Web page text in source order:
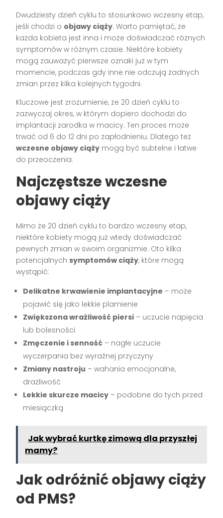
Dwudziesty dzień cyklu to stosunkowo wczesny etap,
jeśli chodzi o objawy ciąży. Warto pamiętać, że
każda kobieta jest inna i może doświadczać różnych
symptomów w różnym czasie. Niektóre kobiety
mogą zauważyć pierwsze oznaki już w tym
momencie, podczas gdy inne nie odczują żadnych
zmian przez kilka kolejnych tygodni.
Kluczowe jest zrozumienie, że 20 dzień cyklu to
zazwyczaj okres, w którym dopiero dochodzi do
implantacji zarodka w macicy. Ten proces może
trwać od 6 do 12 dni po zapłodnieniu. Dlatego też
wczesne objawy ciąży mogą być subtelne i łatwe
do przeoczenia.
Najczęstsze wczesne
objawy ciąży
Mimo że 20 dzień cyklu to bardzo wczesny etap,
niektóre kobiety mogą już wtedy doświadczać
pewnych zmian w swoim organizmie. Oto kilka
potencjalnych symptomów ciąży, które mogą
wystąpić:
Delikatne krwawienie implantacyjne – może
pojawić się jako lekkie plamienie
Zwiększona wrażliwość piersi – uczucie napięcia
lub bolesności
Zmęczenie i senność – nagłe uczucie
wyczerpania bez wyraźnej przyczyny
Zmiany nastroju – wahania emocjonalne,
drażliwość
Lekkie skurcze macicy – podobne do tych przed
miesiączką
Jak wybrać kurtkę zimową dla przyszłej
mamy?
Jak odróżnić objawy ciąży
od PMS?